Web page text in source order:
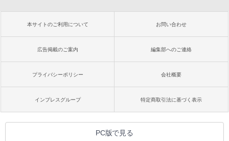
本サイトのご利用について お問い合わせ
広告掲載のご案内 編集部へのご連絡
プライバシーポリシー 会社概要
インプレスグループ 特定商取引法に基づく表示
PC版で見る